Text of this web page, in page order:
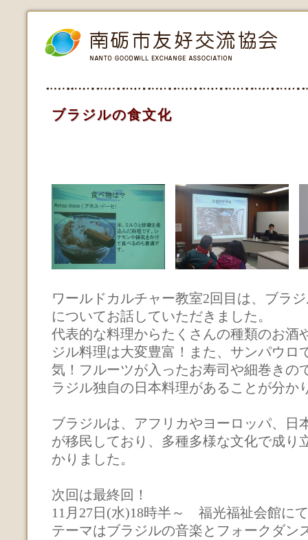
ブラジルの食文化
ワールドカルチャー教室2回目は、ブラ
についてお話していただきました。
代表的な料理からたくさんの種類のお酒
ジル料理は大変豊富！また、サンパウロ
気！フルーツが入ったお寿司や細巻きの
ラジル独自の日本料理があることが分か
ブラジルは、アフリカやヨーロッパ、日
が移民しており、多種多様な文化で成り
かりました。
次回は最終回！
11月27日(水)18時半～ 福光福祉会館にて
テーマはブラジルの音楽とフォークダン